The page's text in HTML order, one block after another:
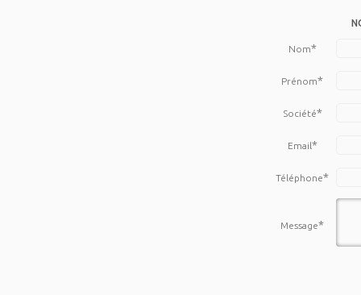
Nom*
Prénom*
Société*
Email*
Téléphone*
Message*